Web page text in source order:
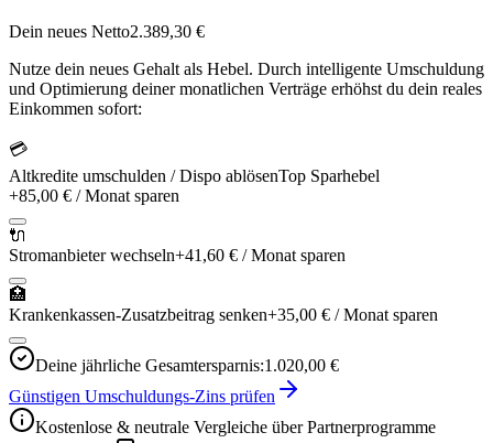
Dein neues Netto2.389,30 €
Nutze dein neues Gehalt als Hebel. Durch intelligente Umschuldung
und Optimierung deiner monatlichen Verträge erhöhst du dein reales
Einkommen sofort:
💳
Altkredite umschulden / Dispo ablösenTop Sparhebel
+85,00 € / Monat sparen
🔌
Stromanbieter wechseln+41,60 € / Monat sparen
🏥
Krankenkassen-Zusatzbeitrag senken+35,00 € / Monat sparen
Deine jährliche Gesamtersparnis:1.020,00 €
Günstigen Umschuldungs-Zins prüfen
Kostenlose & neutrale Vergleiche über Partnerprogramme